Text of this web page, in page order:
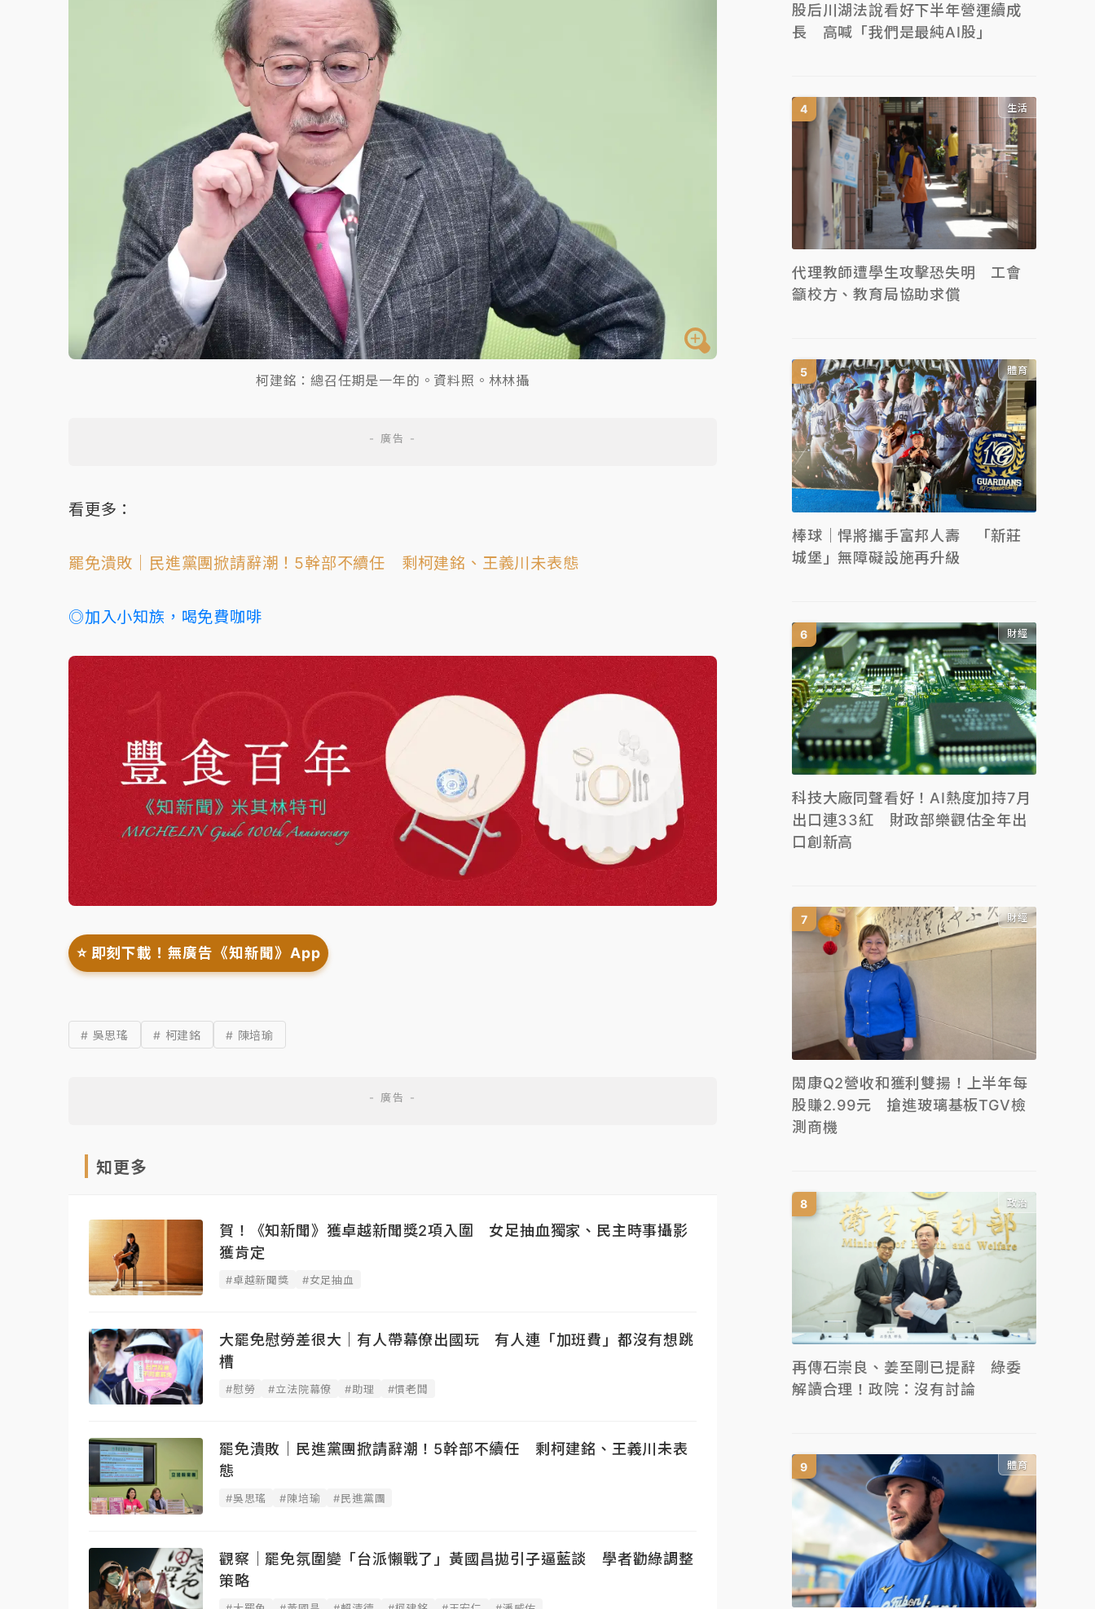
柯建銘：總召任期是一年的。資料照。林林攝
看更多：
罷免潰敗｜民進黨團掀請辭潮！5幹部不續任 剩柯建銘、王義川未表態
◎加入小知族，喝免費咖啡
⭐️ 即刻下載！無廣告《知新聞》App
# 吳思瑤 # 柯建銘 # 陳培瑜
知更多
賀！《知新聞》獲卓越新聞獎2項入圍 女足抽血獨家、民主時事攝影
獲肯定
#卓越新聞獎 #女足抽血
大罷免慰勞差很大｜有人帶幕僚出國玩 有人連「加班費」都沒有想跳
槽
#慰勞 #立法院幕僚 #助理 #慣老闆
罷免潰敗｜民進黨團掀請辭潮！5幹部不續任 剩柯建銘、王義川未表
態
#吳思瑤 #陳培瑜 #民進黨團
觀察｜罷免氛圍變「台派懶戰了」黃國昌拋引子逼藍談 學者勸綠調整
策略
股后川湖法說看好下半年營運續成
長 高喊「我們是最純AI股」
生活
代理教師遭學生攻擊恐失明 工會
籲校方、教育局協助求償
體育
棒球｜悍將攜手富邦人壽 「新莊
城堡」無障礙設施再升級
財經
科技大廠同聲看好！AI熱度加持7月
出口連33紅 財政部樂觀估全年出
口創新高
財經
閎康Q2營收和獲利雙揚！上半年每
股賺2.99元 搶進玻璃基板TGV檢
測商機
政治
再傳石崇良、姜至剛已提辭 綠委
解讀合理！政院：沒有討論
體育